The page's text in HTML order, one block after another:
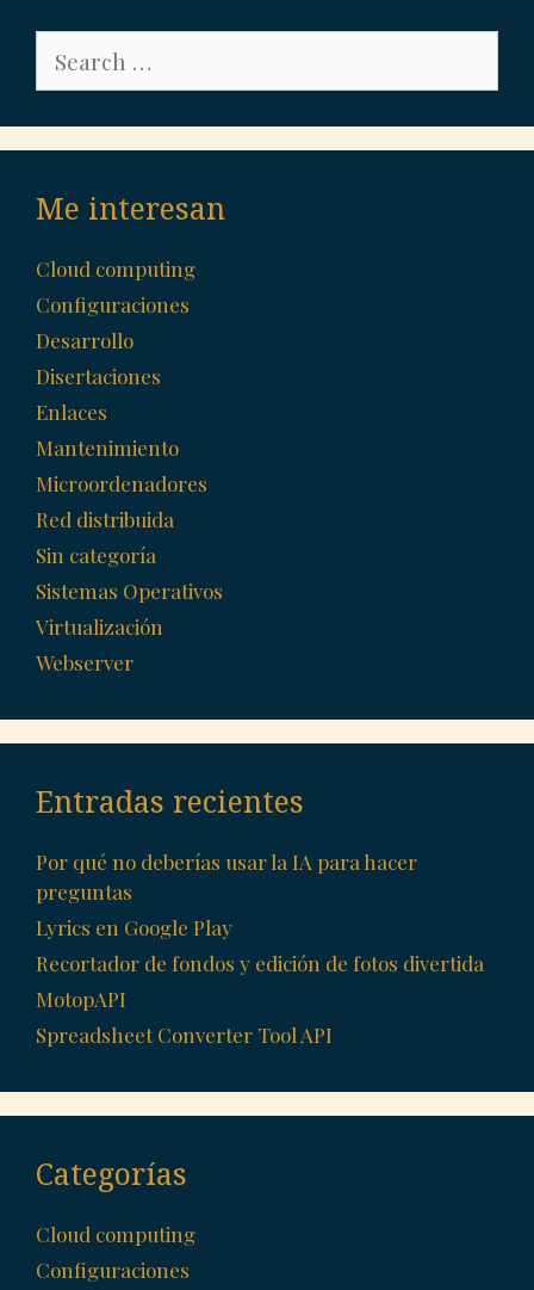
for:
Me interesan
Cloud computing
Configuraciones
Desarrollo
Disertaciones
Enlaces
Mantenimiento
Microordenadores
Red distribuida
Sin categoría
Sistemas Operativos
Virtualización
Webserver
Entradas recientes
Por qué no deberías usar la IA para hacer
preguntas
Lyrics en Google Play
Recortador de fondos y edición de fotos divertida
MotopAPI
Spreadsheet Converter Tool API
Categorías
Cloud computing
Configuraciones